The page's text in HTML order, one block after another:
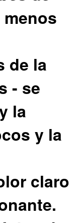
de la
- se
la
y la
claro